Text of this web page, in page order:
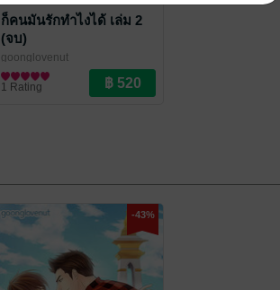
ก็คนมันรักทำไงได้ เล่ม 2
(จบ)
goonglovenut
นิยายวาย Boy Love / Yaoi
1 Rating
-43%